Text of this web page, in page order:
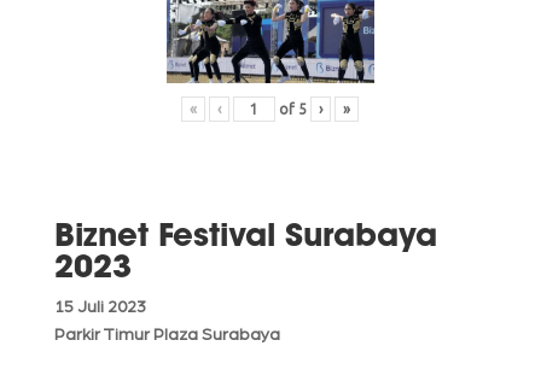
« ‹ of 5 › »
Biznet Festival Surabaya
2023
15 Juli 2023
Parkir Timur Plaza Surabaya